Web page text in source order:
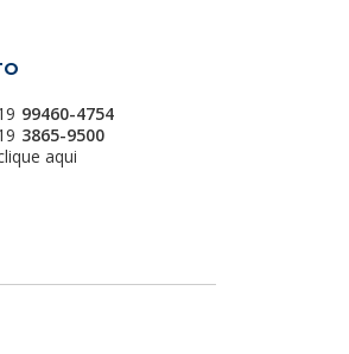
99460-4754
3865-9500
aqui